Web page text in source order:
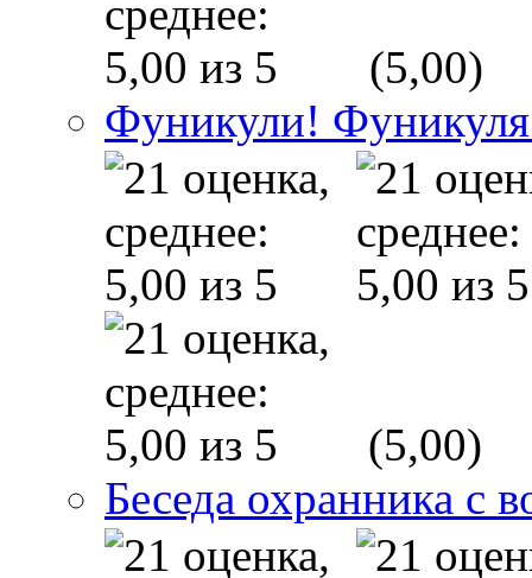
(5,00)
Фуникули!
(5,00)
Беседа охранника с